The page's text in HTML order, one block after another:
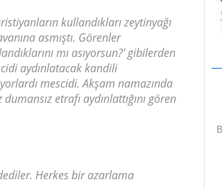
kullandıkları zeytinyağı
asmıştı. Görenler
mı asıyorsun?’ gibilerden
aydınlatacak kandili
mescidi. Akşam namazında
etrafı aydınlattığını gören
Herkes bir azarlama